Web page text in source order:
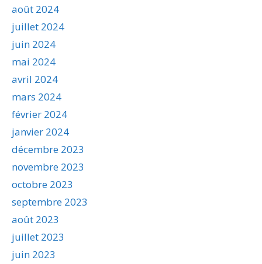
août 2024
juillet 2024
juin 2024
mai 2024
avril 2024
mars 2024
février 2024
janvier 2024
décembre 2023
novembre 2023
octobre 2023
septembre 2023
août 2023
juillet 2023
juin 2023